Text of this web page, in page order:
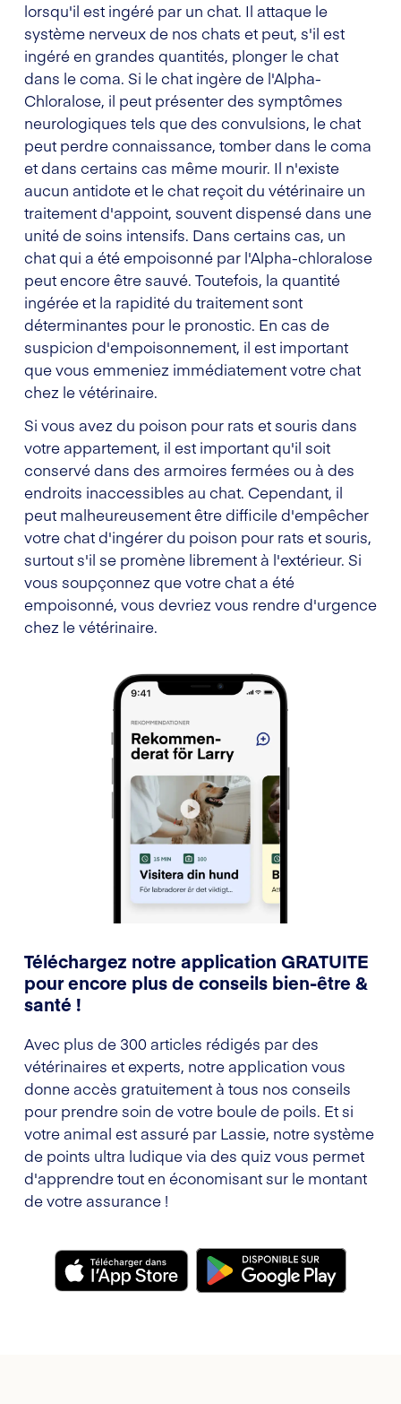
lorsqu'il est ingéré par un chat. Il attaque le
système nerveux de nos chats et peut, s'il est
ingéré en grandes quantités, plonger le chat
dans le coma. Si le chat ingère de l'Alpha-
Chloralose, il peut présenter des symptômes
neurologiques tels que des convulsions, le chat
peut perdre connaissance, tomber dans le coma
et dans certains cas même mourir. Il n'existe
aucun antidote et le chat reçoit du vétérinaire un
traitement d'appoint, souvent dispensé dans une
unité de soins intensifs. Dans certains cas, un
chat qui a été empoisonné par l'Alpha-chloralose
peut encore être sauvé. Toutefois, la quantité
ingérée et la rapidité du traitement sont
déterminantes pour le pronostic. En cas de
suspicion d'empoisonnement, il est important
que vous emmeniez immédiatement votre chat
chez le vétérinaire.
Si vous avez du poison pour rats et souris dans
votre appartement, il est important qu'il soit
conservé dans des armoires fermées ou à des
endroits inaccessibles au chat. Cependant, il
peut malheureusement être difficile d'empêcher
votre chat d'ingérer du poison pour rats et souris,
surtout s'il se promène librement à l'extérieur. Si
vous soupçonnez que votre chat a été
empoisonné, vous devriez vous rendre d'urgence
chez le vétérinaire.
Téléchargez notre application GRATUITE
pour encore plus de conseils bien-être &
santé !
Avec plus de 300 articles rédigés par des
vétérinaires et experts, notre application vous
donne accès gratuitement à tous nos conseils
pour prendre soin de votre boule de poils. Et si
votre animal est assuré par Lassie, notre système
de points ultra ludique via des quiz vous permet
d'apprendre tout en économisant sur le montant
de votre assurance !